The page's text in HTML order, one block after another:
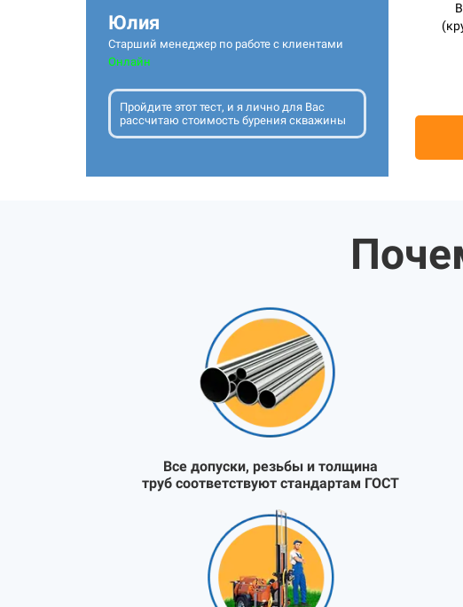
Юлия
Старший менеджер по работе с клиентами
Онлайн
Пройдите этот тест, и я лично для Вас
рассчитаю стоимость бурения скважины
Все допуски, резьбы и толщина
труб соответствуют стандартам ГОСТ